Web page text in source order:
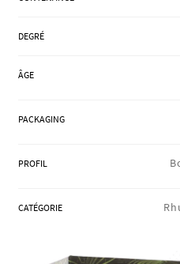
COFFRETS & CADEAUX
BLOG
DEGRÉ
ÂGE
PACKAGING
PROFIL
CATÉGORIE